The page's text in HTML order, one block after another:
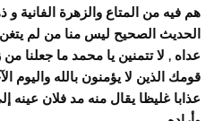
هم فيه من المتاع والزهرة الفانية
الحديث الصحيح ليس منا من لم يتغن
عداه , لا تتمنين يا محمد ما جعلنا من
قومك الذين لا يؤمنون بالله واليوم
عذابا غليظا يقال منه مد فلان عينه